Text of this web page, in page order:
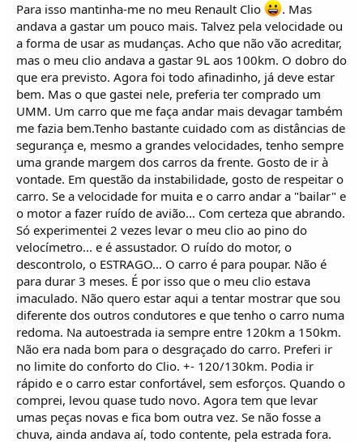
cUMMprimenTTos
Alexandre Madeira
Sócio Club UMM nº236
UMM Cournil 04/83
Para isso mantinha-me no meu Renault Clio
. Mas
andava a gastar um pouco mais. Talvez pela velocidade ou
a forma de usar as mudanças. Acho que não vão acreditar,
mas o meu clio andava a gastar 9L aos 100km. O dobro do
que era previsto. Agora foi todo afinadinho, já deve estar
bem. Mas o que gastei nele, preferia ter comprado um
UMM. Um carro que me faça andar mais devagar também
me fazia bem.Tenho bastante cuidado com as distâncias de
segurança e, mesmo a grandes velocidades, tenho sempre
uma grande margem dos carros da frente. Gosto de ir à
vontade. Em questão da instabilidade, gosto de respeitar o
carro. Se a velocidade for muita e o carro andar a "bailar" e
o motor a fazer ruído de avião... Com certeza que abrando.
Só experimentei 2 vezes levar o meu clio ao pino do
velocímetro... e é assustador. O ruído do motor, o
descontrolo, o ESTRAGO... O carro é para poupar. Não é
para durar 3 meses. É por isso que o meu clio estava
imaculado. Não quero estar aqui a tentar mostrar que sou
diferente dos outros condutores e que tenho o carro numa
redoma. Na autoestrada ia sempre entre 120km a 150km.
Não era nada bom para o desgraçado do carro. Preferi ir
no limite do conforto do Clio. +- 120/130km. Podia ir
rápido e o carro estar confortável, sem esforços. Quando o
comprei, levou quase tudo novo. Agora tem que levar
umas peças novas e fica bom outra vez. Se não fosse a
chuva, ainda andava aí, todo contente, pela estrada fora.